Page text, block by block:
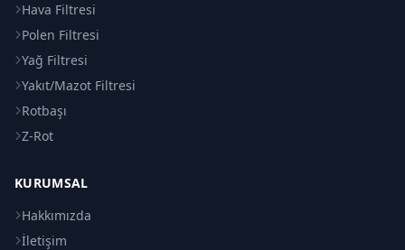
Hava Filtresi
Polen Filtresi
Yağ Filtresi
Yakıt/Mazot Filtresi
Rotbaşı
Z-Rot
KURUMSAL
Hakkımızda
İletişim